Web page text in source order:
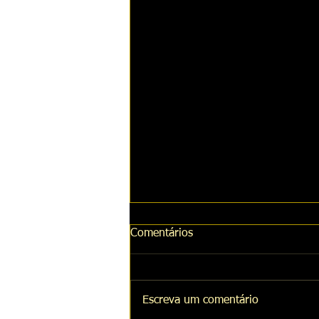
Curso de Máquinas
Comentários
Escreva um comentário